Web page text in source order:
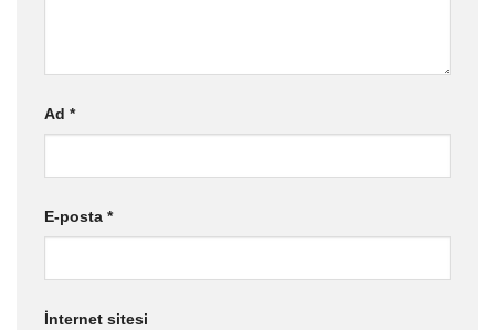
Ad *
E-posta *
İnternet sitesi